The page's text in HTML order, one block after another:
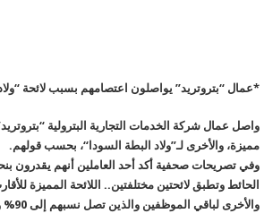
*عمال “بتروتريد” يواصلون اعتصامهم بسبب لائحة
واصل عمال شركة الخدمات التجارية البترولية
مميزة، والأخرى لـ”ولاد البطة السودا“، بحسب قولهم.
الحائط وتطبق لائحتين مختلفتين..
والأخرى لباقي الموظفين والذين تصل نسبهم إلى 90% وهم “ولاد البطة السودا” وفقا لتعبيره